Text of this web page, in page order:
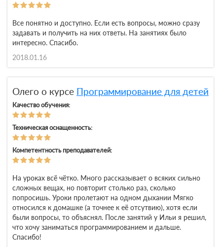
Все понятно и доступно. Если есть вопросы, можно сразу
задавать и получить на них ответы. На занятиях было
интересно. Спасибо.
2018.01.16
Олего о курсе Программирование для детей
Качество обучения:
Техническая оснащенность:
Компетентность преподавателей:
На уроках всё чётко. Много рассказывает о всяких сильно
сложных вещах, но повторит столько раз, сколько
попросишь. Уроки пролетают на одном дыхании Мягко
относился к домашке (а точнее к её отсутвию), хотя если
были вопросы, то объяснял. После занятий у Ильи я решил,
что хочу заниматься программированием и дальше.
Спасибо!